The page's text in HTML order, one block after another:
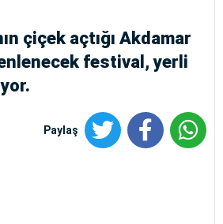
çiçek açtığı Akdamar
festival, yerli
Paylaş